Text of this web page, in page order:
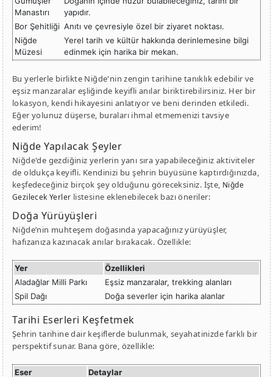
Manastırı
yapıdır.
Bor Şehitliği Anıtı ve çevresiyle özel bir ziyaret noktası.
Niğde
Müzesi
Yerel tarih ve kültür hakkında derinlemesine bilgi
edinmek için harika bir mekan.
Bu yerlerle birlikte Niğde'nin zengin tarihine tanıklık edebilir ve
eşsiz manzaralar eşliğinde keyifli anılar biriktirebilirsiniz. Her bir
lokasyon, kendi hikayesini anlatıyor ve beni derinden etkiledi.
Eğer yolunuz düşerse, buraları ihmal etmemenizi tavsiye
ederim!
Niğde Yapılacak Şeyler
Niğde'de gezdiğiniz yerlerin yanı sıra yapabileceğiniz aktiviteler
de oldukça keyifli. Kendinizi bu şehrin büyüsüne kaptırdığınızda,
keşfedeceğiniz birçok şey olduğunu göreceksiniz. İşte, Niğde
Gezilecek Yerler listesine eklenebilecek bazı öneriler:
Doğa Yürüyüşleri
Niğde’nin muhteşem doğasında yapacağınız yürüyüşler,
hafızanıza kazınacak anılar bırakacak. Özellikle:
Yer
Özellikleri
Aladağlar Milli Parkı
Eşsiz manzaralar, trekking alanları
Spil Dağı
Doğa severler için harika alanlar
Tarihi Eserleri Keşfetmek
Şehrin tarihine dair keşiflerde bulunmak, seyahatinizde farklı bir
perspektif sunar. Bana göre, özellikle:
Eser
Detaylar